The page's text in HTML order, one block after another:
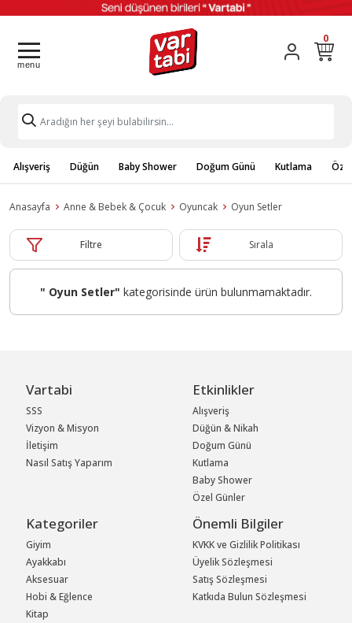
0
Alışveriş Düğün Baby Shower Doğum Günü Kutlama
Anasayfa Anne & Bebek & Çocuk Oyuncak Oyun Setler
Filtre Sırala
" Oyun Setler" kategorisinde ürün bulunmamaktadır.
Vartabi
SSS
Vizyon & Misyon
İletişim
Nasıl Satış Yaparım
Etkinlikler
Alışveriş
Düğün & Nikah
Doğum Günü
Kutlama
Baby Shower
Özel Günler
Kategoriler
Giyim
Ayakkabı
Aksesuar
Hobi & Eğlence
Kitap
Önemli Bilgiler
KVKK ve Gizlilik Politikası
Üyelik Sözleşmesi
Satış Sözleşmesi
Katkıda Bulun Sözleşmesi